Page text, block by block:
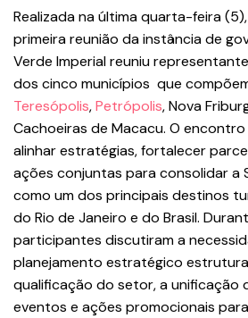
Realizada na última quarta-feira
primeira reunião da instância de
Verde Imperial reuniu
dos cinco municípios que
Teresópolis,Petrópolis, Nova
Cachoeiras de Macacu. O
alinhar estratégias, fortalecer
ações conjuntas para consolidar a
como um dos principais destinos
do Rio de Janeiro e do Brasil.
participantes discutiram a
planejamento estratégico
qualificação do setor, a unificação
eventos e ações promocionais